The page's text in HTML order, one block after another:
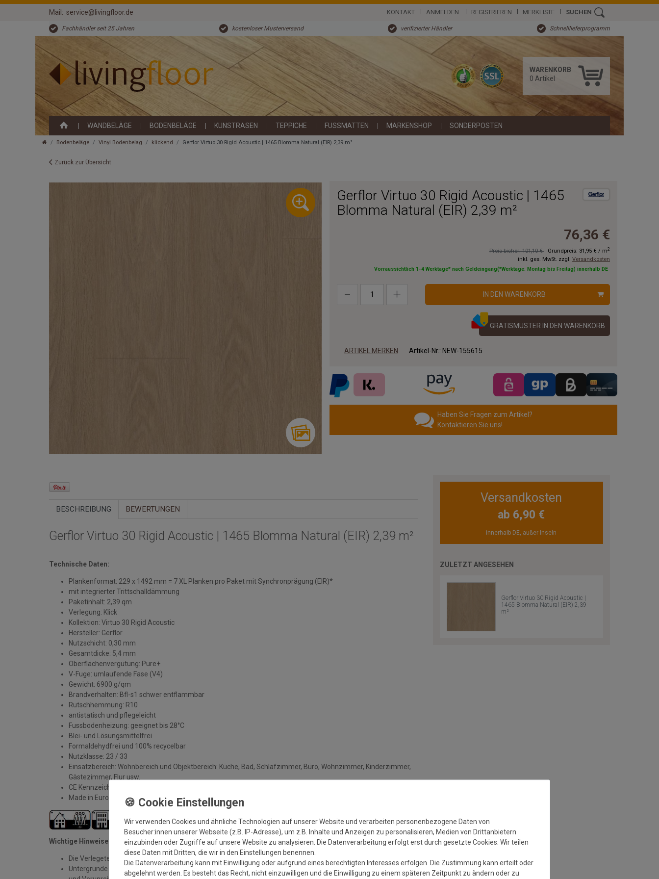
Mail: service@livingfloor.de KONTAKT ANMELDEN REGISTRIEREN MERKLISTE SUCHEN
Fachhändler seit 25 Jahren kostenloser Musterversand verifizierter Händler Schnelllieferprogramm
WARENKORB
0 Artikel
WANDBELÄGE BODENBELÄGE KUNSTRASEN TEPPICHE FUSSMATTEN MARKENSHOP SONDERPOSTEN
Bodenbeläge Vinyl Bodenbelag klickend Gerflor Virtuo 30 Rigid Acoustic | 1465 Blomma Natural (EIR) 2,39 m²
Zurück zur Übersicht
Gerflor Virtuo 30 Rigid Acoustic | 1465
Blomma Natural (EIR) 2,39 m²
76,36 €
Preis bisher: 101,10 € Grundpreis: 31,95 € / m2
inkl. ges. MwSt. zzgl. Versandkosten
Vorraussichtlich 1-4 Werktage* nach Geldeingang(*Werktage: Montag bis Freitag) innerhalb DE
IN DEN WARENKORB
GRATISMUSTER IN DEN WARENKORB
ARTIKEL MERKEN Artikel-Nr.: NEW-155615
Haben Sie Fragen zum Artikel?
Kontaktieren Sie uns!
BESCHREIBUNG BEWERTUNGEN
Gerflor Virtuo 30 Rigid Acoustic | 1465 Blomma Natural (EIR) 2,39 m²
Technische Daten:
Plankenformat: 229 x 1492 mm = 7 XL Planken pro Paket mit Synchronprägung (EIR)*
mit integrierter Trittschalldämmung
Paketinhalt: 2,39 qm
Verlegung: Klick
Kollektion: Virtuo 30 Rigid Acoustic
Hersteller: Gerflor
Nutzschicht: 0,30 mm
Gesamtdicke: 5,4 mm
Oberflächenvergütung: Pure+
V-Fuge: umlaufende Fase (V4)
Gewicht: 6900 g/qm
Brandverhalten: Bfl-s1 schwer entflammbar
Rutschhemmung: R10
antistatisch und pflegeleicht
Fussbodenheizung: geeignet bis 28°C
Blei- und Lösungsmittelfrei
Formaldehydfrei und 100% recycelbar
Nutzklasse: 23 / 33
Einsatzbereich: Wohnbereich und Objektbereich: Küche, Bad, Schlafzimmer, Büro, Wohnzimmer, Kinderzimmer,
Gästezimmer, Flur usw.
CE Kennzeichnung: EN 14 041
Made in Europe
Wichtige Hinweise zur Verlegung:
Die Verlegetemperatur sollte zwischen 15°C und 18°C liegen.
Untergründe die zur Verlegung geeignet sind, müssen eben, fest, dauerhaft trocken, staubfrei, frei von Rissen
Versandkosten
ab 6,90 €
innerhalb DE, außer Inseln
ZULETZT ANGESEHEN
Gerflor Virtuo 30 Rigid Acoustic |
1465 Blomma Natural (EIR) 2,39
m²
Wir verwenden Cookies und ähnliche Technologien auf unserer Website und verarbeiten personenbezogene Daten von
Besucher:innen unserer Webseite (z.B. IP-Adresse), um z.B. Inhalte und Anzeigen zu personalisieren, Medien von Drittanbietern
einzubinden oder Zugriffe auf unsere Website zu analysieren. Die Datenverarbeitung erfolgt erst durch gesetzte Cookies. Wir teilen
diese Daten mit Dritten, die wir in den Einstellungen benennen.
Die Datenverarbeitung kann mit Einwilligung oder aufgrund eines berechtigten Interesses erfolgen. Die Zustimmung kann erteilt oder
abgelehnt werden. Es besteht das Recht, nicht einzuwilligen und die Einwilligung zu einem späteren Zeitpunkt zu ändern oder zu